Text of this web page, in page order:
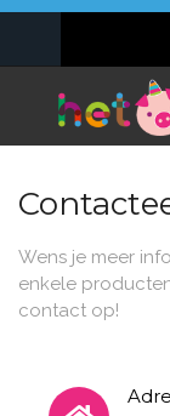
Overslaan en naar
Wens je meer
enkele
contact op!